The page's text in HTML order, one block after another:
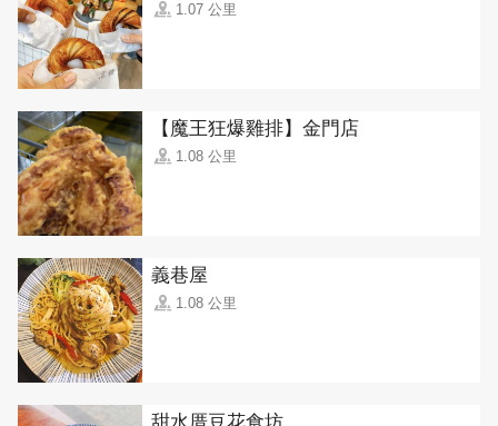
1.07 公里
【魔王狂爆雞排】金門店
1.08 公里
義巷屋
1.08 公里